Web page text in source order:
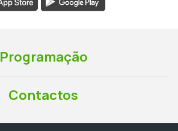
Programação
Contactos